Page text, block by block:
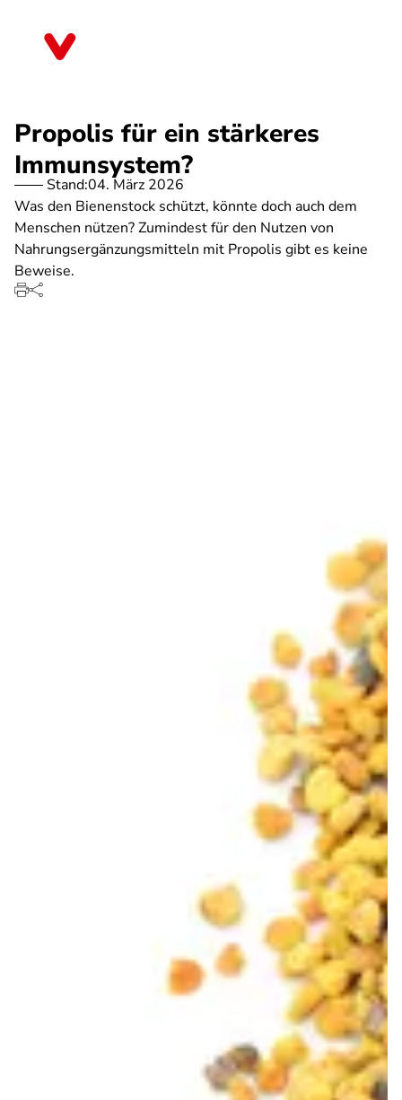
Propolis für ein stärkeres
Immunsystem?
Stand:04. März 2026
Was den Bienenstock schützt, könnte doch auch dem
Menschen nützen? Zumindest für den Nutzen von
Nahrungsergänzungsmitteln mit Propolis gibt es keine
Beweise.